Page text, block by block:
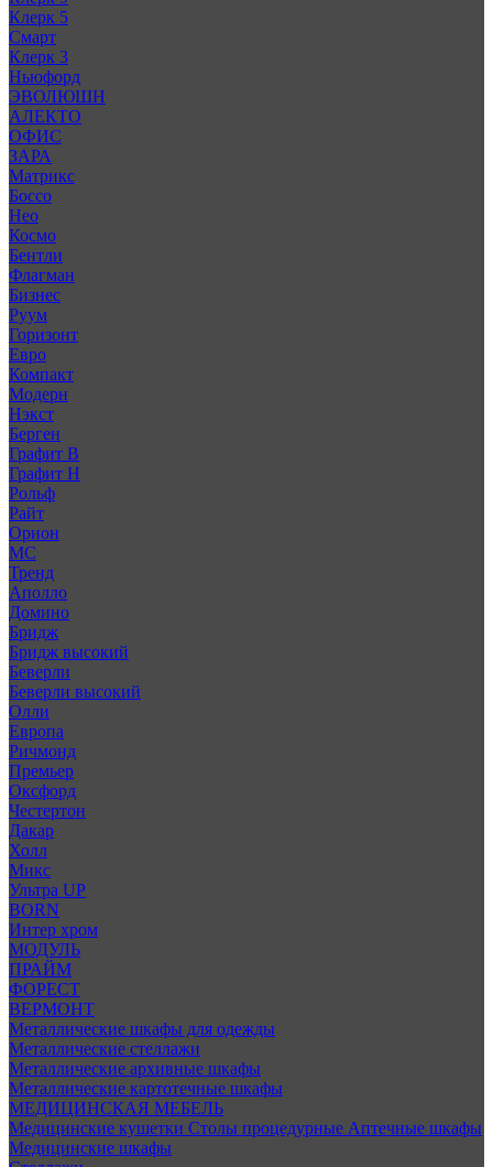
Клерк 5
Смарт
Клерк 3
Ньюфорд
ЭВОЛЮШН
АЛЕКТО
ОФИС
ЗАРА
Матрикс
Боссо
Нео
Космо
Бентли
Флагман
Бизнес
Руум
Горизонт
Евро
Компакт
Модерн
Нэкст
Берген
Графит В
Графит Н
Рольф
Райт
Орион
МС
Тренд
Аполло
Домино
Бридж
Бридж высокий
Беверли
Беверли высокий
Олли
Европа
Ричмонд
Премьер
Оксфорд
Честертон
Дакар
Холл
Микс
Ультра UP
BORN
Интер хром
МОДУЛЬ
ПРАЙМ
ФОРЕСТ
ВЕРМОНТ
Металлические шкафы для одежды
Металлические стеллажи
Металлические архивные шкафы
Металлические картотечные шкафы
МЕДИЦИНСКАЯ МЕБЕЛЬ
Медицинские кушетки Столы процедурные Аптечные шкафы
Медицинские шкафы